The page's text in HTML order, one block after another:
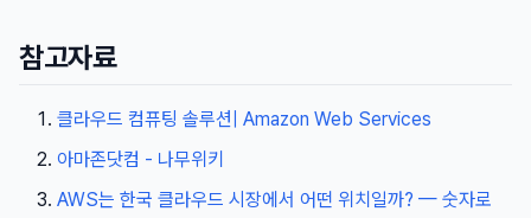
참고자료
클라우드 컴퓨팅 솔루션| Amazon Web Services
아마존닷컴 - 나무위키
AWS는 한국 클라우드 시장에서 어떤 위치일까? — 숫자로